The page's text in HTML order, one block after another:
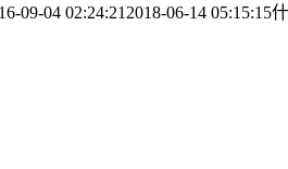
09-04 02:24:21 2018-06-14 05:15:15